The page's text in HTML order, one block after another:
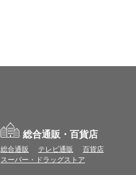
総合通販・百貨店
総合通販 テレビ通販
百貨店
スーパー・ドラッグストア